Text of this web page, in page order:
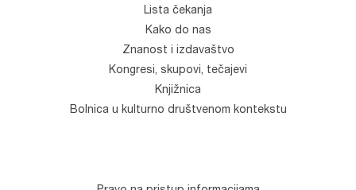
Lista čekanja
Kako do nas
Znanost i izdavaštvo
Kongresi, skupovi, tečajevi
Knjižnica
Bolnica u kulturno društvenom kontekstu